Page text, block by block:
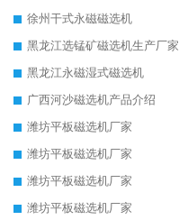
徐州干式永磁磁选机
黑龙江选锰矿磁选机生产厂家
黑龙江永磁湿式磁选机
广西河沙磁选机产品介绍
潍坊平板磁选机厂家
潍坊平板磁选机厂家
潍坊平板磁选机厂家
潍坊平板磁选机厂家